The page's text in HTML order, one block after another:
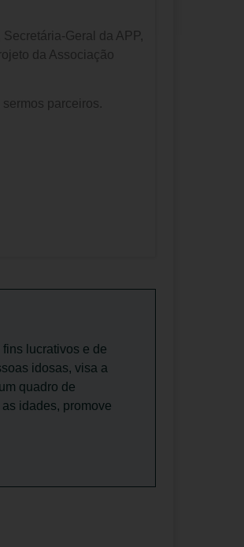
Geral da APP,
da Associação
parceiros.
lucrativos e de
idosas, visa a
quadro de
idades, promove